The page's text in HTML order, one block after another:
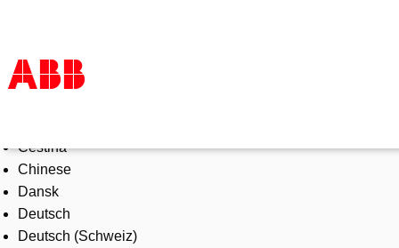
Products & Solutions
Industries
Services
About us
Where to buy
Čeština
Chinese
Dansk
Deutsch
Deutsch (Schweiz)